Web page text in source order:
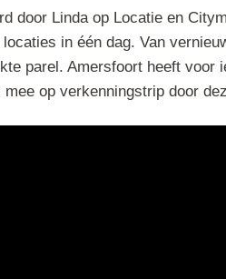
door Linda op Locatie en
in één dag. Van
parel. Amersfoort heeft voor
op verkenningstrip door